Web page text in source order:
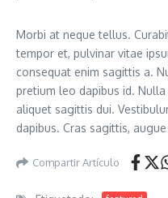
Morbi at neque tellus.
tempor et, pulvinar vitae
consequat enim sagittis a.
pretium leo dapibus id.
aliquet sagittis dui.
dapibus. Cras sagittis, augue
Compartir Artículo